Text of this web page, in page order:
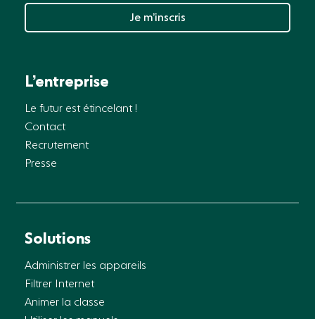
L’entreprise
Le futur est étincelant !
Contact
Recrutement
Presse
Solutions
Administrer les appareils
Filtrer Internet
Animer la classe
Je m’inscris